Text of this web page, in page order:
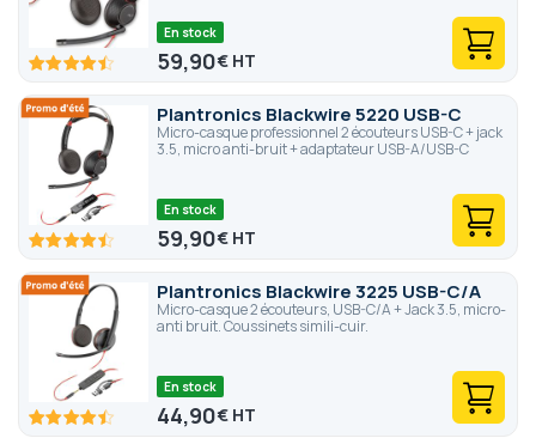
89 100
En stock
59,90€
Plantronics Blackwire 5220 USB-C
Micro-casque professionnel 2 écouteurs USB-C + jack
3.5, micro anti-bruit + adaptateur USB-A/USB-C
89 100
En stock
59,90€
Plantronics Blackwire 3225 USB-C/A
Micro-casque 2 écouteurs, USB-C/A + Jack 3.5, micro-
anti bruit. Coussinets simili-cuir.
89 100
En stock
44,90€